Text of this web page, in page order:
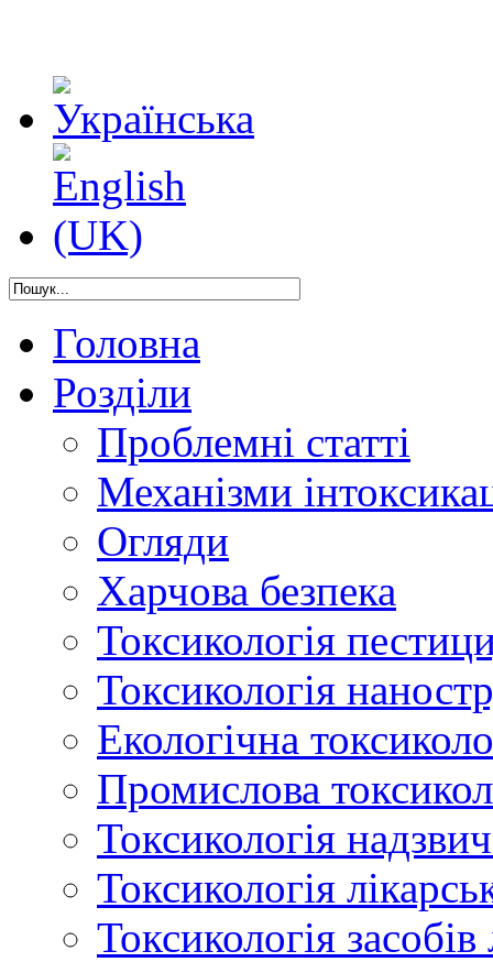
Головна
Розділи
Проблемні статті
Механізми
Огляди
Харчова безпека
Токсикологія
Токсикологія
Екологічна
Промислова
Токсикологія
Токсикологія
Токсикологія